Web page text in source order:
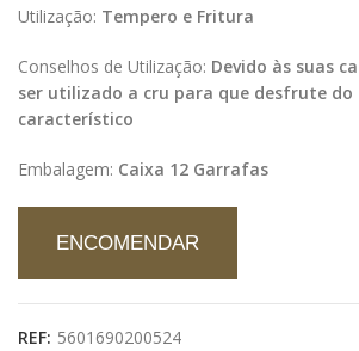
Utilização: Tempero e Fritura
Conselhos de Utilização: Devido às suas
ser utilizado a cru para que desfrute do
característico
Embalagem: Caixa 12 Garrafas
ENCOMENDAR
REF: 5601690200524